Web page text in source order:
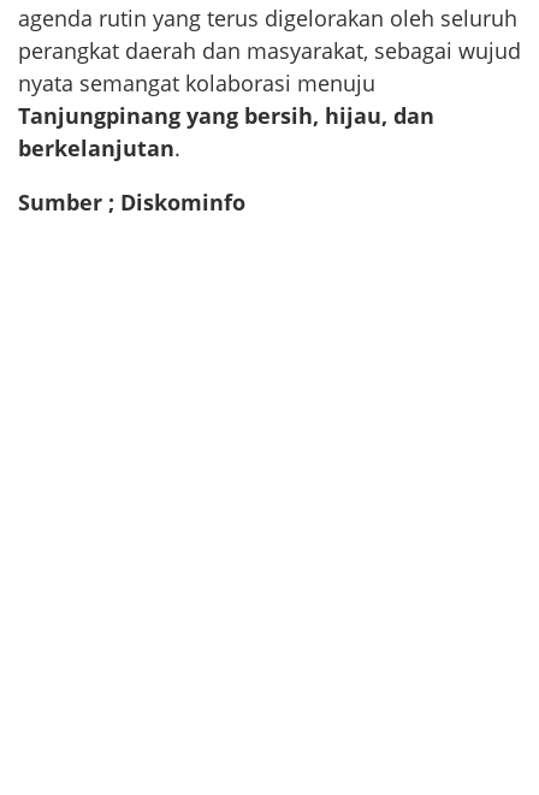
agenda rutin yang terus digelorakan oleh seluruh
perangkat daerah dan masyarakat, sebagai wujud
nyata semangat kolaborasi menuju
Tanjungpinang yang bersih, hijau, dan
berkelanjutan.
Sumber ; Diskominfo